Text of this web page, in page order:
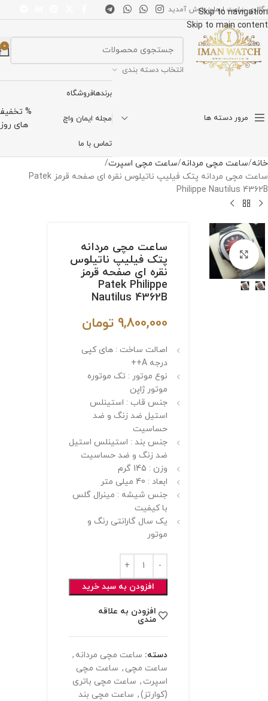
Skip to navigation
Skip to main content
گالری ساعت ایمان خوش آمدید
انتخاب دسته بندی
0
مرور دسته ها
برندهافروشگاه
مجله ایمان واچ
تماس با ما
%
های روز
خانه ساعت مچی مردانه ساعت مچی اسپرت
ساعت مچی مردانه پتک فیلیپ ناتیلوس نقره ای صفحه قرمز Patek
Philippe Nautilus 4362B
برای بزرگنمایی کلیک کنیدساعت مچی مردانه
پتک فیلیپ ناتیلوس
نقره ای صفحه قرمز
Patek Philippe
Nautilus 4362B
9,800,000 تومان
اصالت ساخت : های کپی
درجه A++
نوع موتور : تک موتوره
موتور ژاپن
جنس قاب : استینلس
استیل ضد زنگ و ضد
حساسیت
جنس بند : استینلس استیل
ضد زنگ و ضد حساسیت
وزن : 145 گرم
ابعاد : 40 میلی متر
جنس شیشه : مینرال گلس
با کیفیت
یک سال گارانتی رنگ و
موتور
افزودن به سبد خرید
افزودن به علاقه
مندی
دسته: ساعت مچی مردانه ,
ساعت مچی , ساعت مچی
اسپرت , ساعت مچی باتری
(کوارتز), ساعت مچی بند